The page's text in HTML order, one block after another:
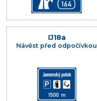
IJ18a
Návěst před odpočívkou